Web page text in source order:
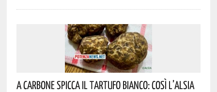
A Carbone Spicca Il Tartufo Bianco: Così L’Alsia